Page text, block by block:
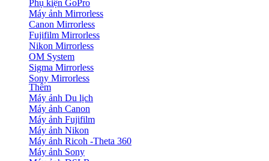
Phụ kiện GoPro
Máy ảnh Mirrorless
Canon Mirrorless
Fujifilm Mirrorless
Nikon Mirrorless
OM System
Sigma Mirrorless
Sony Mirrorless
Thêm
Máy ảnh Du lịch
Máy ảnh Canon
Máy ảnh Fujifilm
Máy ảnh Nikon
Máy ảnh Ricoh -Theta 360
Máy ảnh Sony